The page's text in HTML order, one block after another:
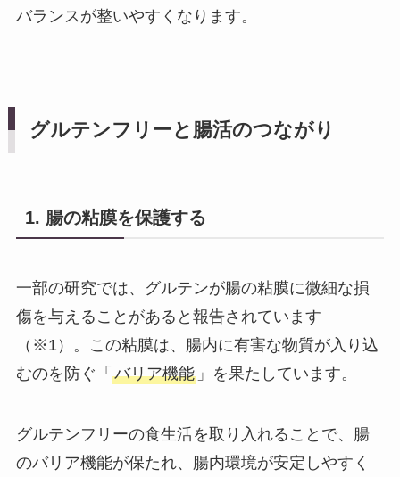
バランスが整いやすくなります。
グルテンフリーと腸活のつながり
1. 腸の粘膜を保護する
一部の研究では、グルテンが腸の粘膜に微細な損
傷を与えることがあると報告されています
（※1）。この粘膜は、腸内に有害な物質が入り込
むのを防ぐ「 バリア機能」を果たしています。
グルテンフリーの食生活を取り入れることで、腸
のバリア機能が保たれ、腸内環境が安定しやすく